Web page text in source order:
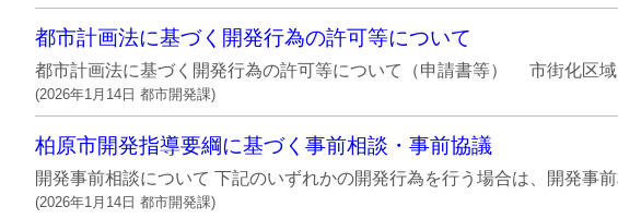
都市計画法に基づく開発行為の許可等について
都市計画法に基づく開発行為の許可等について（申請書等） 市街化区
(2026年1月14日 都市開発課)
柏原市開発指導要綱に基づく事前相談・事前協議
開発事前相談について 下記のいずれかの開発行為を行う場合は、開発事
(2026年1月14日 都市開発課)